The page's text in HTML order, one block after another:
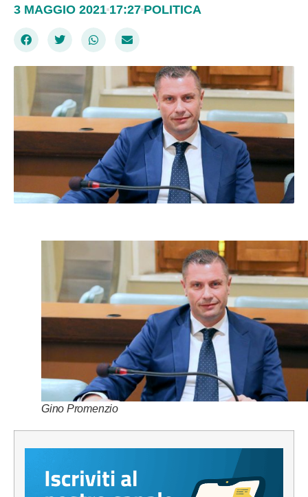
3 MAGGIO 2021 17:27 POLITICA
Gino Promenzio